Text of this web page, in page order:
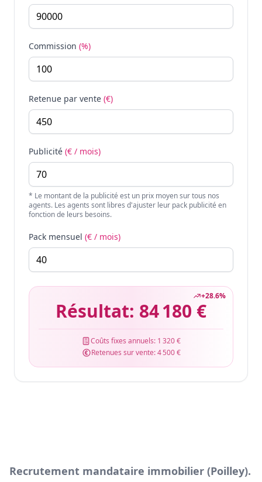
Commission (%)
Retenue par vente (€)
Publicité (€ / mois)
* Le montant de la publicité est un prix moyen sur tous nos
agents. Les agents sont libres d'ajuster leur pack publicité en
fonction de leurs besoins.
Pack mensuel (€ / mois)
+28.6%
Résultat: 84 180 €
Coûts fixes annuels: 1 320 €
Retenues sur vente:4 500 €
Recrutement mandataire immobilier (Poilley).